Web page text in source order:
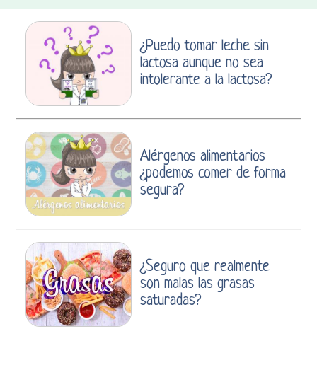
¿Puedo tomar leche sin
lactosa aunque no sea
intolerante a la lactosa?
Alérgenos alimentarios
¿podemos comer de forma
segura?
¿Seguro que realmente
son malas las grasas
saturadas?